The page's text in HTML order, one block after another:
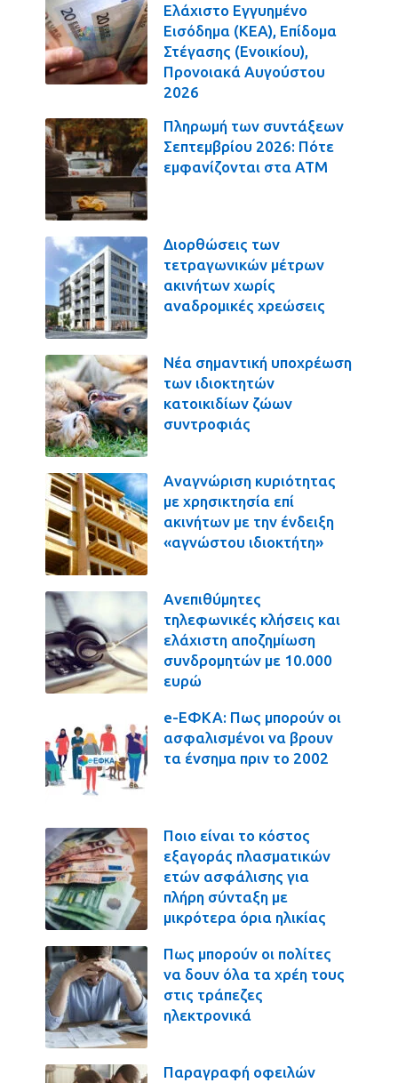
Ελάχιστο Εγγυημένο
Εισόδημα (ΚΕΑ), Επίδομα
Στέγασης (Ενοικίου),
Προνοιακά Αυγούστου
2026
Πληρωμή των συντάξεων
Σεπτεμβρίου 2026: Πότε
εμφανίζονται στα ΑΤΜ
Διορθώσεις των
τετραγωνικών μέτρων
ακινήτων χωρίς
αναδρομικές χρεώσεις
Νέα σημαντική υποχρέωση
των ιδιοκτητών
κατοικιδίων ζώων
συντροφιάς
Αναγνώριση κυριότητας
με χρησικτησία επί
ακινήτων με την ένδειξη
«αγνώστου ιδιοκτήτη»
Ανεπιθύμητες
τηλεφωνικές κλήσεις και
ελάχιστη αποζημίωση
συνδρομητών με 10.000
ευρώ
e-ΕΦΚΑ: Πως μπορούν οι
ασφαλισμένοι να βρουν
τα ένσημα πριν το 2002
Ποιο είναι το κόστος
εξαγοράς πλασματικών
ετών ασφάλισης για
πλήρη σύνταξη με
μικρότερα όρια ηλικίας
Πως μπορούν οι πολίτες
να δουν όλα τα χρέη τους
στις τράπεζες
ηλεκτρονικά
Παραγραφή οφειλών